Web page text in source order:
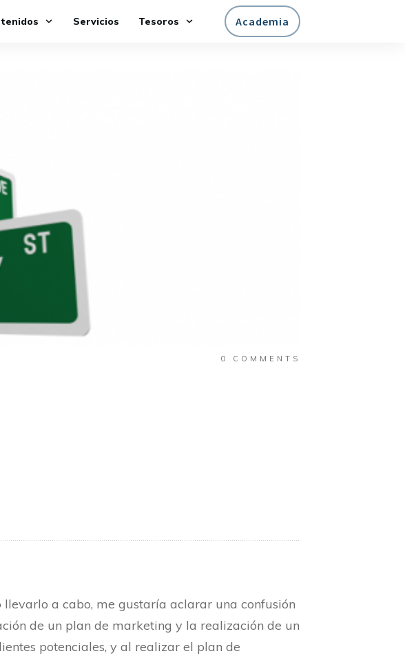
Servicios Tesoros Academia
0 COMMENTS
llevarlo a cabo, me gustaría aclarar una confusión
de un plan de marketing y la realización de un
potenciales, y al realizar el plan de